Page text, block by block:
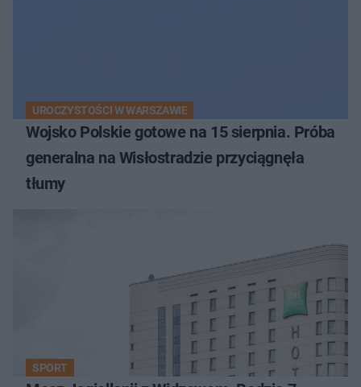
UROCZYSTOŚCI W WARSZAWIE
Wojsko Polskie gotowe na 15 sierpnia. Próba
generalna na Wisłostradzie przyciągnęła
tłumy
SPORT